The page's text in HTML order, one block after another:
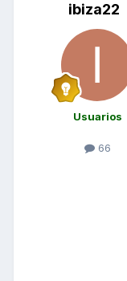
ibiza22
Usuarios
66